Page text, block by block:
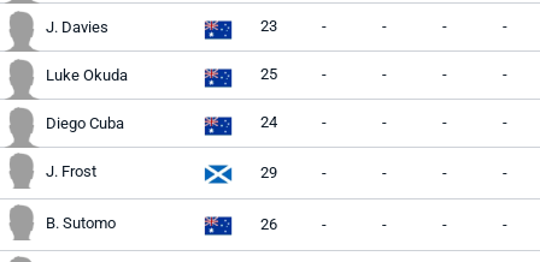
J. Davies 23 - - - -
Luke Okuda 25 - - - -
Diego Cuba 24 - - - -
J. Frost 29 - - - -
B. Sutomo 26 - - - -